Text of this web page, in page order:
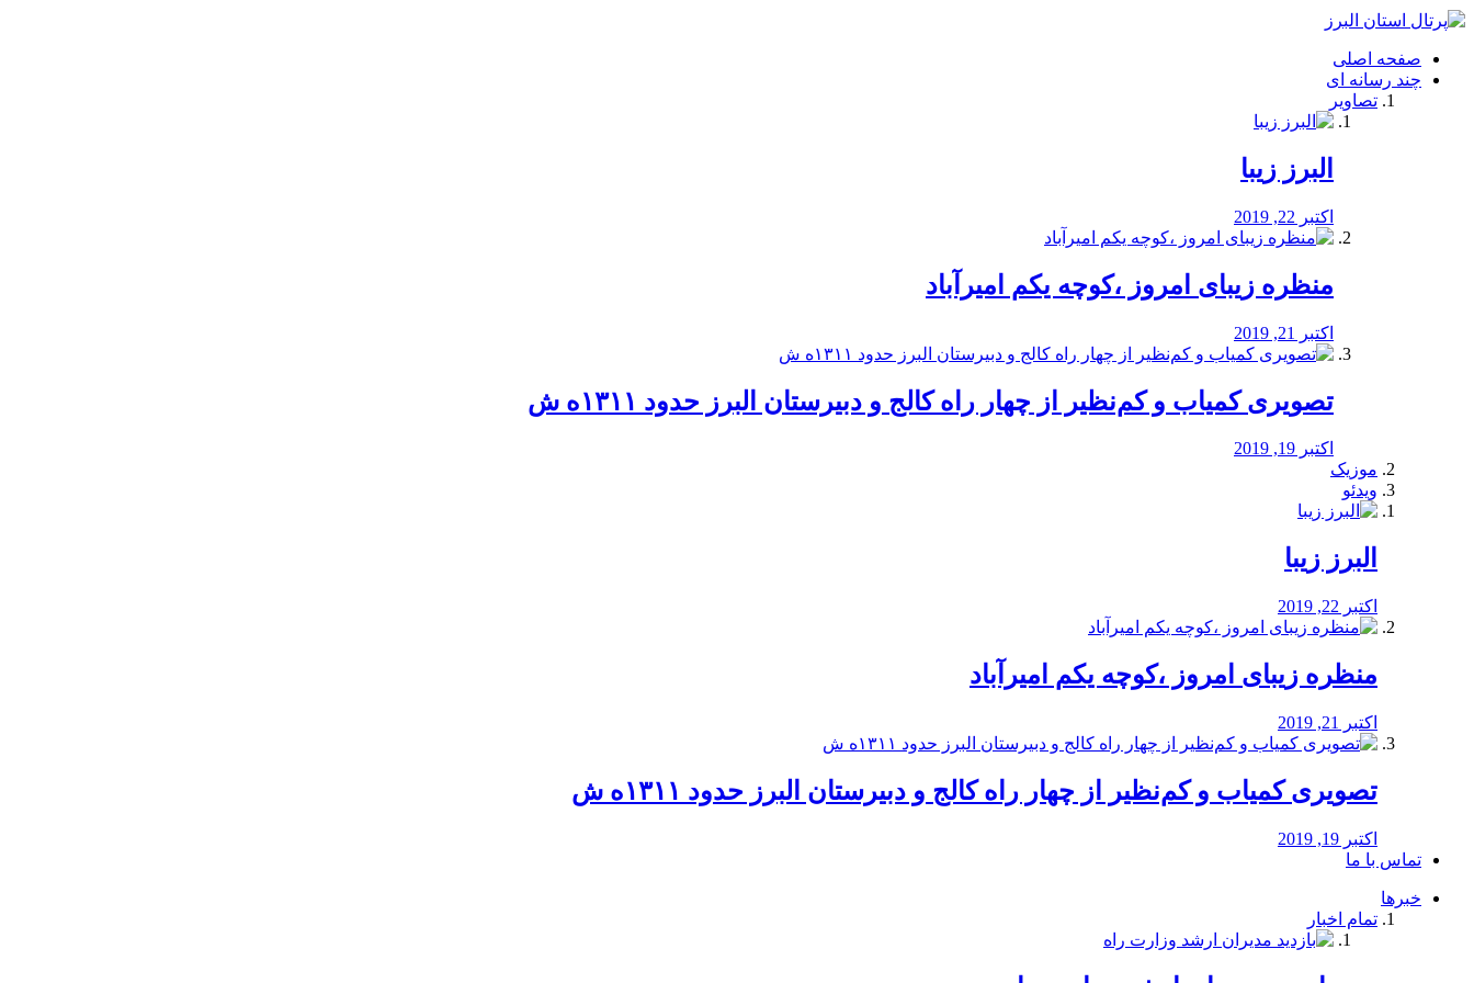
فصد
شرق
تهران
خشکشویی
صفحه اصلی
چند رسانه ای
تصاویر
البرز زیبا
اکتبر 22, 2019
منظره‌‌ زیبای امروز ،کوچه یکم امیرآباد
اکتبر 21, 2019
️تصویری کمیاب و کم‌نظیر از چهار راه كالج و دبيرستان البرز حدود ۱۳۱۱ه ش
اکتبر 19, 2019
موزیک
ویدئو
البرز زیبا
اکتبر 22, 2019
منظره‌‌ زیبای امروز ،کوچه یکم امیرآباد
اکتبر 21, 2019
️تصویری کمیاب و کم‌نظیر از چهار راه كالج و دبيرستان البرز حدود ۱۳۱۱ه ش
اکتبر 19, 2019
تماس با ما
خبرها
تمام اخبار